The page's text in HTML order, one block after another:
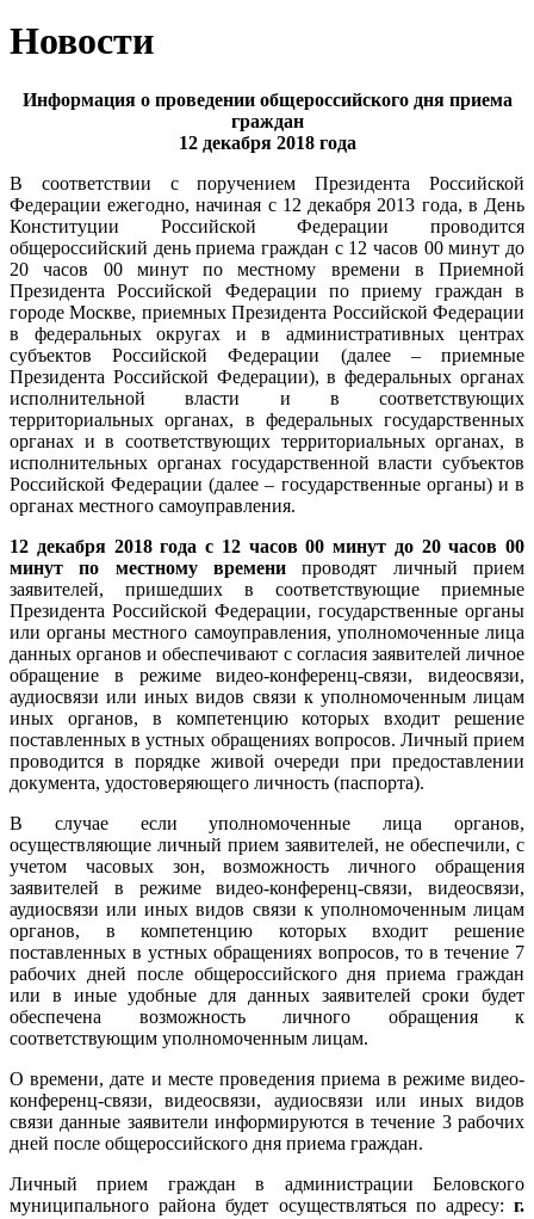
Новости
Информация о проведении общероссийского дня приема
граждан
12 декабря 2018 года
В соответствии с поручением Президента Российской
Федерации ежегодно, начиная с 12 декабря 2013 года, в День
Конституции Российской Федерации проводится
общероссийский день приема граждан с 12 часов 00 минут до
20 часов 00 минут по местному времени в Приемной
Президента Российской Федерации по приему граждан в
городе Москве, приемных Президента Российской Федерации
в федеральных округах и в административных центрах
субъектов Российской Федерации (далее – приемные
Президента Российской Федерации), в федеральных органах
исполнительной власти и в соответствующих
территориальных органах, в федеральных государственных
органах и в соответствующих территориальных органах, в
исполнительных органах государственной власти субъектов
Российской Федерации (далее – государственные органы) и в
органах местного самоуправления.
12 декабря 2018 года с 12 часов 00 минут до 20 часов 00
минут по местному времени проводят личный прием
заявителей, пришедших в соответствующие приемные
Президента Российской Федерации, государственные органы
или органы местного самоуправления, уполномоченные лица
данных органов и обеспечивают с согласия заявителей личное
обращение в режиме видео-конференц-связи, видеосвязи,
аудиосвязи или иных видов связи к уполномоченным лицам
иных органов, в компетенцию которых входит решение
поставленных в устных обращениях вопросов. Личный прием
проводится в порядке живой очереди при предоставлении
документа, удостоверяющего личность (паспорта).
В случае если уполномоченные лица органов,
осуществляющие личный прием заявителей, не обеспечили, с
учетом часовых зон, возможность личного обращения
заявителей в режиме видео-конференц-связи, видеосвязи,
аудиосвязи или иных видов связи к уполномоченным лицам
органов, в компетенцию которых входит решение
поставленных в устных обращениях вопросов, то в течение 7
рабочих дней после общероссийского дня приема граждан
или в иные удобные для данных заявителей сроки будет
обеспечена возможность личного обращения к
соответствующим уполномоченным лицам.
О времени, дате и месте проведения приема в режиме видео-
конференц-связи, видеосвязи, аудиосвязи или иных видов
связи данные заявители информируются в течение 3 рабочих
дней после общероссийского дня приема граждан.
Личный прием граждан в администрации Беловского
муниципального района будет осуществляться по адресу: г.